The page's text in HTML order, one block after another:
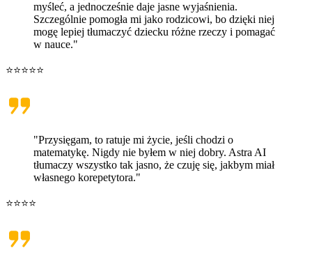
myśleć, a jednocześnie daje jasne wyjaśnienia.
Szczególnie pomogła mi jako rodzicowi, bo dzięki niej
mogę lepiej tłumaczyć dziecku różne rzeczy i pomagać
w nauce."
⭐⭐⭐⭐⭐
"Przysięgam, to ratuje mi życie, jeśli chodzi o
matematykę. Nigdy nie byłem w niej dobry. Astra AI
tłumaczy wszystko tak jasno, że czuję się, jakbym miał
własnego korepetytora."
⭐⭐⭐⭐